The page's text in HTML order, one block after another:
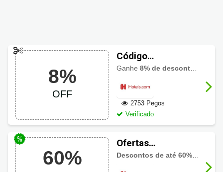
8%
OFF
Código
promocional
OFF todo o site
Ganhe8% de desconto em reservas
2753 Pegos
Verificado
60%
Ofertas
Imperdíveis